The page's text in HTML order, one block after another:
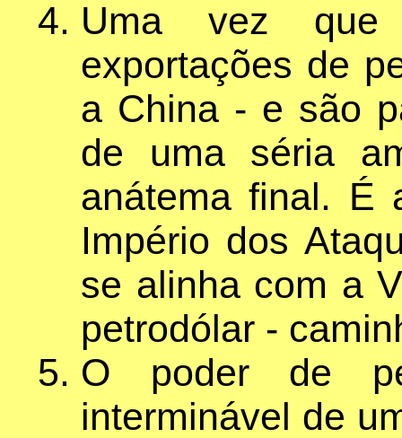
Uma vez
exportações de
a China - e são
de uma séria
anátema final. É
Império dos
se alinha com a
petrodólar -
O poder de
interminável de